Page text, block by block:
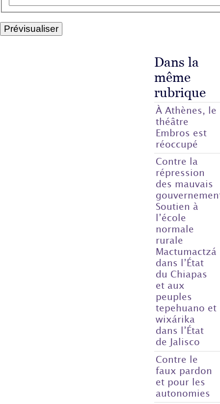
Dans la
même
rubrique
À Athènes, le
théâtre
Embros est
réoccupé
Contre la
répression
des mauvais
Soutien à
l’école
normale
rurale
Mactumactzá
dans l’État
du Chiapas
et aux
peuples
tepehuano et
wixárika
dans l’État
de Jalisco
Contre le
faux pardon
et pour les
autonomies